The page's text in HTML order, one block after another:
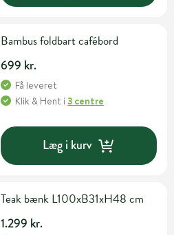
Bambus foldbart cafébord
699 kr.
Få leveret
Klik & Hent i3 centre
Læg i kurv
Teak bænk L100xB31xH48 cm
1.299 kr.